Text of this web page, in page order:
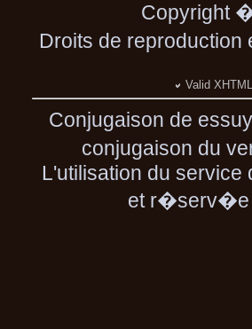
Copyright
Droits de
Valid
Conjugaison de
conjugaison du
L'utilisation du
et r�serv�e